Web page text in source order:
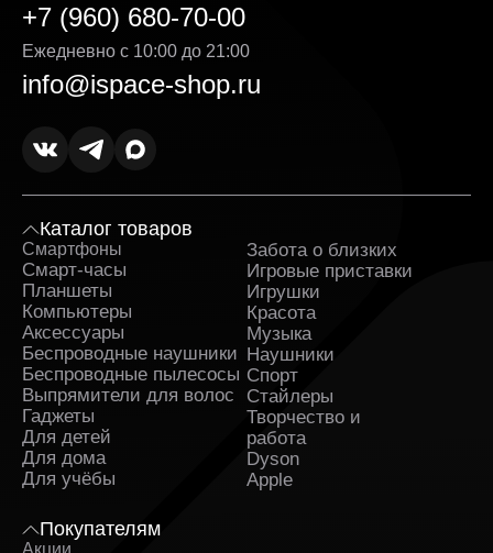
+7 (960) 680-70-00
Ежедневно с 10:00 до 21:00
info@ispace-shop.ru
Каталог товаров
Смартфоны
Смарт-часы
Планшеты
Компьютеры
Аксессуары
Беспроводные наушники
Беспроводные пылесосы
Выпрямители для волос
Гаджеты
Для детей
Для дома
Для учёбы
Забота о близких
Игровые приставки
Игрушки
Красота
Музыка
Наушники
Спорт
Стайлеры
Творчество и
работа
Dyson
Apple
Покупателям
Акции